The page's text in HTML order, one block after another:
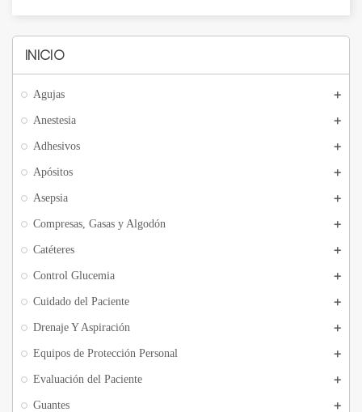
INICIO
Agujas
Anestesia
Adhesivos
Apósitos
Asepsia
Compresas, Gasas y Algodón
Catéteres
Control Glucemia
Cuidado del Paciente
Drenaje Y Aspiración
Equipos de Protección Personal
Evaluación del Paciente
Guantes